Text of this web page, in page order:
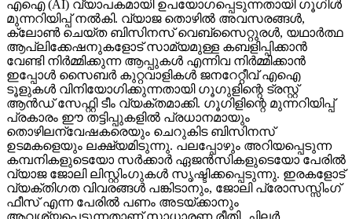
എഐ (AI) വ്യാപകമായി ഉപയോഗപ്പെടുന്നതായി ഗൂഗിള്‍
മുന്നറിയിപ്പ് നല്‍കി. വ്യാജ തൊഴില്‍ അവസരങ്ങള്‍,
ക്ലോണ്‍ ചെയ്ത ബിസിനസ് വെബ്‌സൈറ്റുരള്‍, യഥാര്‍ത്ഥ
ആപ്ലിക്കേഷനുകളോട് സാമ്യമുള്ള കബളിപ്പിക്കാന്‍
വേണ്ടി നിര്‍മ്മിക്കുന്ന ആപ്പുകള്‍ എന്നിവ നിര്‍മ്മിക്കാന്‍
ഇപ്പോള്‍ സൈബര്‍ കുറ്റവാളികള്‍ ജനറേറ്റീവ് എഐ
ടൂളുകള്‍ വിനിയോഗിക്കുന്നതായി ഗൂഗുളിന്റെ ട്രസ്റ്റ്
ആന്‍ഡ് സേഫ്റ്റി ടീം വ്യക്തമാക്കി. ഗൂഗിളിന്റെ മുന്നറിയിപ്പ്
പ്രകാരം ഈ തട്ടിപ്പുകളില്‍ പ്രധാനമായും
തൊഴിലന്വേഷകരെയും ചെറുകിട ബിസിനസ്
ഉടമകളെയും ലക്ഷ്യമിടുന്നു. പലപ്പോഴും അറിയപ്പെടുന്ന
കമ്പനികളുടെയോ സര്‍ക്കാര്‍ ഏജന്‍സികളുടെയോ പേരില്‍
വ്യാജ ജോലി ലിസ്റ്റിംഗുകള്‍ സൃഷ്ടിക്കപ്പെടുന്നു. ഇരകളോട്
വ്യക്തിഗത വിവരങ്ങള്‍ പങ്കിടാനും, ജോലി പ്രോസസ്സിംഗ്
ഫീസ് എന്ന പേരില്‍ പണം അടയ്ക്കാനും
ആവശ്യപ്പെടുന്നതാണ് സാധാരണ രീതി. ചിലര്‍